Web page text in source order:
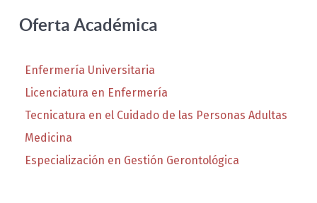
Oferta Académica
Enfermería Universitaria
Licenciatura en Enfermería
Tecnicatura en el Cuidado de las Personas Adultas
Medicina
Especialización en Gestión Gerontológica